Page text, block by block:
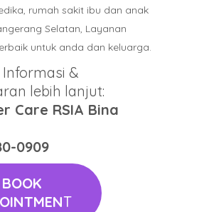
rumah sakit ibu dan anak
Selatan, Layanan
untuk anda dan keluarga.
&
lebih lanjut:
Care RSIA Bina
0909
BOOK
T